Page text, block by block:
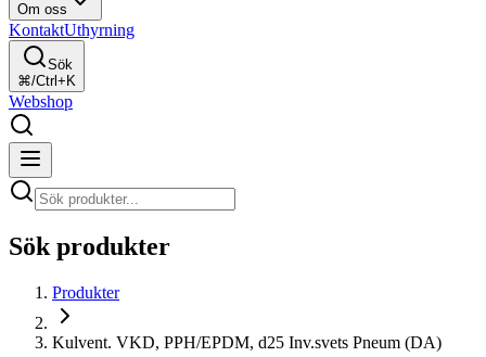
Om oss
KontaktUthyrning
Sök
⌘/Ctrl+K
Webshop
Sök produkter
Produkter
Kulvent. VKD, PPH/EPDM, d25 Inv.svets Pneum (DA)